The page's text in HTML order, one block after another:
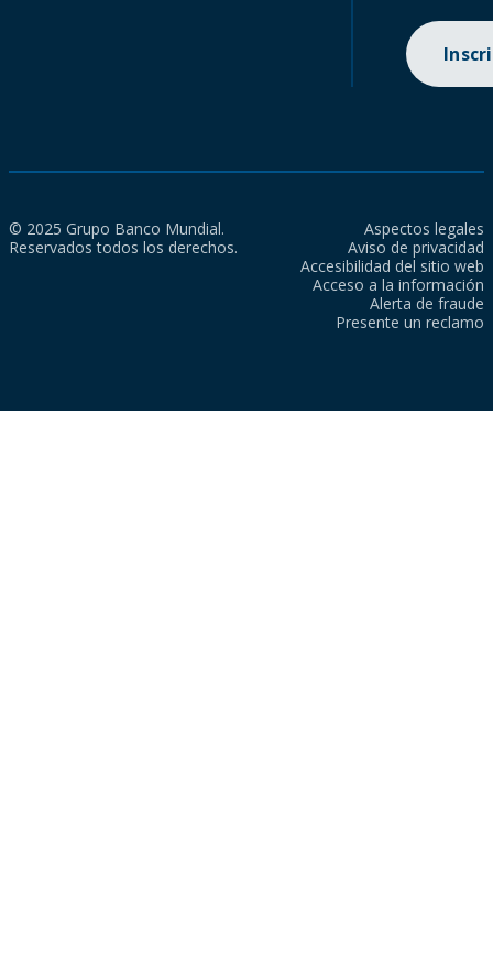
© 2025 Grupo Banco Mundial.
Reservados todos los derechos.
Aspectos legales
Aviso de privacidad
Accesibilidad del sitio web
Acceso a la información
Alerta de fraude
Presente un reclamo